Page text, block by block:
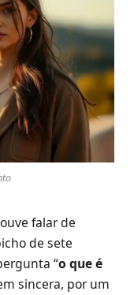
falar de
de sete
“o que é
sincera, por um